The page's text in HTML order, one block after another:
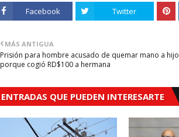
Facebook Twitter
MÁS ANTIGUA
Prisión para hombre acusado de quemar mano a hijo
porque cogió RD$100 a hermana
ENTRADAS QUE PUEDEN INTERESARTE